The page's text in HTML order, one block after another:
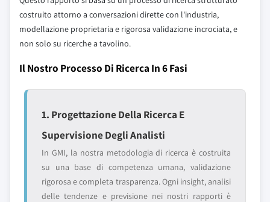
costruito attorno a conversazioni dirette con l'industria,
modellazione proprietaria e rigorosa validazione incrociata, e
non solo su ricerche a tavolino.
Il Nostro Processo Di Ricerca In 6 Fasi
1. Progettazione Della Ricerca E
Supervisione Degli Analisti
In GMI, la nostra metodologia di ricerca è costruita
su una base di competenza umana, validazione
rigorosa e completa trasparenza. Ogni insight, analisi
delle tendenze e previsione nei nostri rapporti è